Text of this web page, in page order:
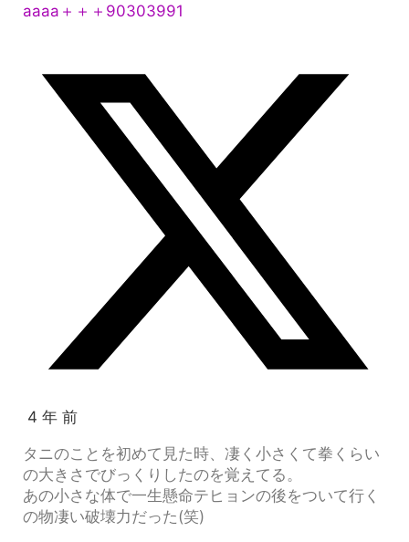
aaaa＋＋＋90303991
4 年 前
タニのことを初めて見た時、凄く小さくて拳くらい
の大きさでびっくりしたのを覚えてる。
あの小さな体で一生懸命テヒョンの後をついて行く
の物凄い破壊力だった(笑)